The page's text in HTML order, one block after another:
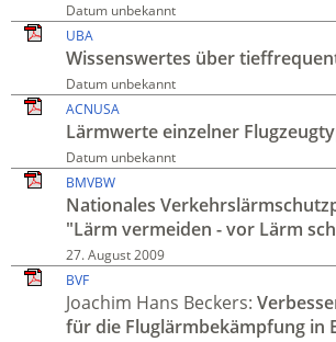
Datum unbekannt
UBA
Wissenswertes über
Datum unbekannt
ACNUSA
Lärmwerte einzelner
Datum unbekannt
BMVBW
Nationales
"Lärm vermeiden - vor Lärm
27. August 2009
BVF
Joachim Hans Beckers:
für die Fluglärm­bekämpfung in